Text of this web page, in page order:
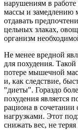
нарушениям в
массы и замедлению
отдавать
цельных злаках,
организм
Не менее вредной
для похудения.
потере мышечной
и, как следствие,
"диеты". Гораздо
похудения является
рациона в
нагрузками. Этот
снижать вес, не